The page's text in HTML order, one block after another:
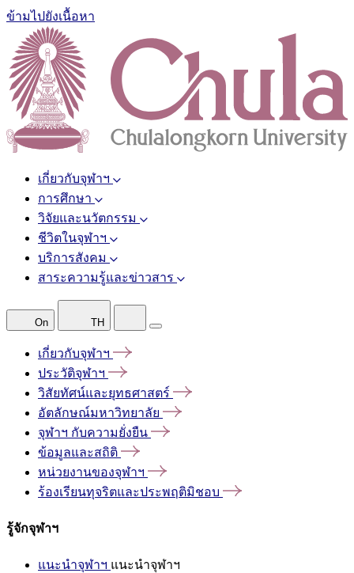
ข้ามไปยังเนื้อหา
เกี่ยวกับจุฬาฯ
การศึกษา
วิจัยและนวัตกรรม
ชีวิตในจุฬาฯ
บริการสังคม
สาระความรู้และข่าวสาร
On TH
เกี่ยวกับจุฬาฯ
ประวัติจุฬาฯ
วิสัยทัศน์และยุทธศาสตร์
อัตลักษณ์มหาวิทยาลัย
จุฬาฯ กับความยั่งยืน
ข้อมูลและสถิติ
หน่วยงานของจุฬาฯ
ร้องเรียนทุจริตและประพฤติมิชอบ
รู้จักจุฬาฯ
แนะนำจุฬาฯ แนะนำจุฬาฯ